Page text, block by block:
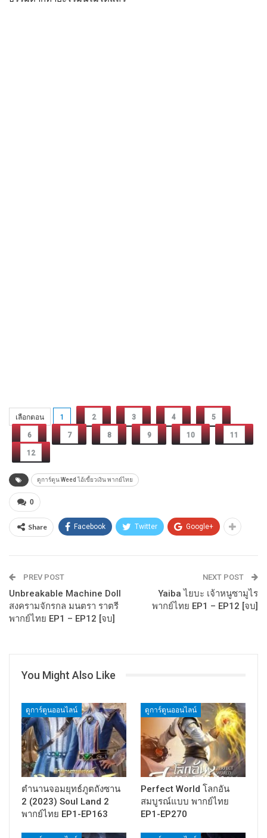
เลือกตอน 1 2 3 4 5
6 7 8 9 10 11
12
ดูการ์ตูน Weed ไอ้เขี้ยวเงิน พากย์ไทย
0
Share Facebook Twitter Google+
PREV POST
Unbreakable Machine Doll
สงครามจักรกล มนตรา ราตรี
พากย์ไทย EP1 – EP12 [จบ]
NEXT POST
Yaiba ไยบะ เจ้าหนูซามูไร
พากย์ไทย EP1 – EP12 [จบ]
You Might Also Like
ดูการ์ตูนออนไลน์
ตำนานจอมยุทธ์ภูตถังซาน
2 (2023) Soul Land 2
พากย์ไทย EP1-EP163
ดูการ์ตูนออนไลน์
Perfect World โลกอัน
สมบูรณ์แบบ พากย์ไทย
EP1-EP270